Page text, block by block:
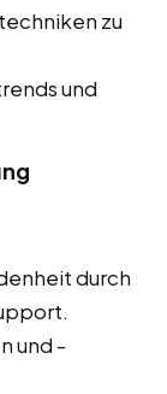
zu
und
durch
und -